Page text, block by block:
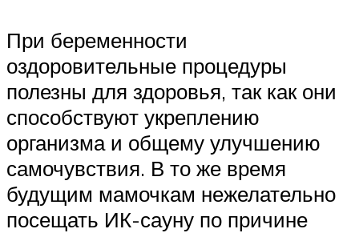
При беременности
оздоровительные процедуры
полезны для здоровья, так как они
способствуют укреплению
организма и общему улучшению
самочувствия. В то же время
будущим мамочкам нежелательно
посещать ИК-сауну по причине